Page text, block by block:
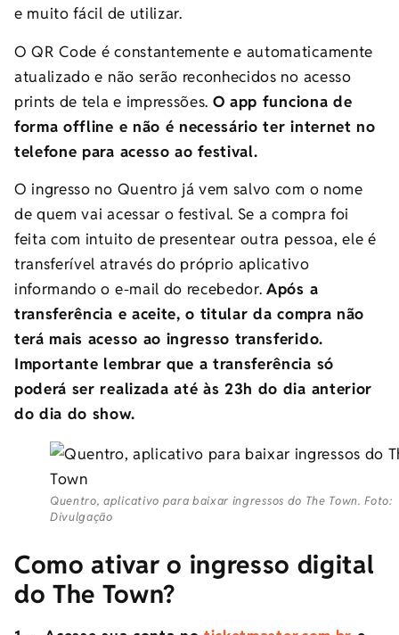
e muito fácil de utilizar.
O QR Code é constantemente e automaticamente
atualizado e não serão reconhecidos no acesso
prints de tela e impressões. O app funciona de
forma offline e não é necessário ter internet no
telefone para acesso ao festival.
O ingresso no Quentro já vem salvo com o nome
de quem vai acessar o festival. Se a compra foi
feita com intuito de presentear outra pessoa, ele é
transferível através do próprio aplicativo
informando o e-mail do recebedor.Após a
transferência e aceite, o titular da compra não
terá mais acesso ao ingresso transferido.
Importante lembrar que a transferência só
poderá ser realizada até às 23h do dia anterior
do dia do show.
Quentro, aplicativo para baixar ingressos do The Town. Foto:
Divulgação
Como ativar o ingresso digital
do The Town?